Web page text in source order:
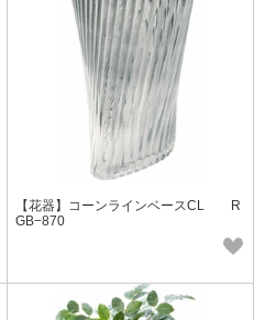
【花器】コーンラインベースCL R
GB−870